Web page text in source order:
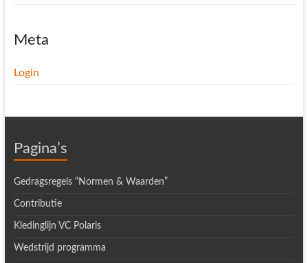
Meta
Login
Pagina’s
Gedragsregels “Normen & Waarden”
Contributie
Kledinglijn VC Polaris
Wedstrijd programma